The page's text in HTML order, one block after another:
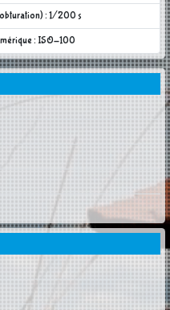
: 1/200 s
: ISO-100